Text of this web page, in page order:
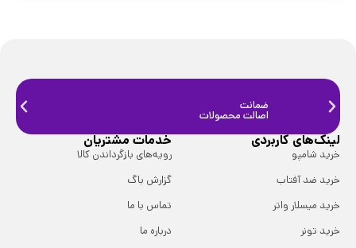
ضمانت
اصالت محصولات
لینک‌های کاربردی
خرید شامپو
خرید ضد آفتاب
خرید میسلار واتر
خرید تونر
خدمات مشتریان
رویه‌های بازگرداندن کالا
گزارش باگ
تماس با ما
درباره ما